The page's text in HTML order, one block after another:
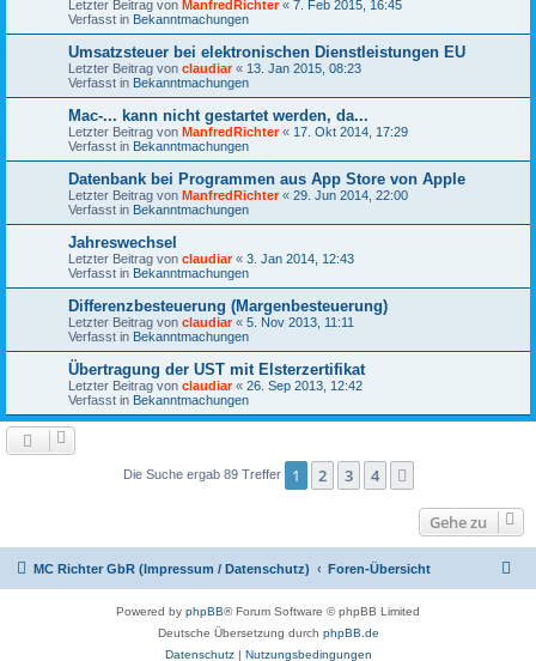
Letzter Beitrag von ManfredRichter« 7. Feb 2015, 16:45
Verfasst in Bekanntmachungen
Umsatzsteuer bei elektronischen Dienstleistungen EU
Letzter Beitrag von claudiar« 13. Jan 2015, 08:23
Verfasst in Bekanntmachungen
Mac-... kann nicht gestartet werden, da...
Letzter Beitrag von ManfredRichter« 17. Okt 2014, 17:29
Verfasst in Bekanntmachungen
Datenbank bei Programmen aus App Store von Apple
Letzter Beitrag von ManfredRichter« 29. Jun 2014, 22:00
Verfasst in Bekanntmachungen
Jahreswechsel
Letzter Beitrag von claudiar« 3. Jan 2014, 12:43
Verfasst in Bekanntmachungen
Differenzbesteuerung (Margenbesteuerung)
Letzter Beitrag von claudiar« 5. Nov 2013, 11:11
Verfasst in Bekanntmachungen
Übertragung der UST mit Elsterzertifikat
Letzter Beitrag von claudiar« 26. Sep 2013, 12:42
Verfasst in Bekanntmachungen
Die Suche ergab 89 Treffer 1 2 3 4
Gehe zu
MC Richter GbR (Impressum / Datenschutz) Foren-Übersicht
Powered by phpBB® Forum Software © phpBB Limited
Deutsche Übersetzung durch phpBB.de
Datenschutz| Nutzungsbedingungen